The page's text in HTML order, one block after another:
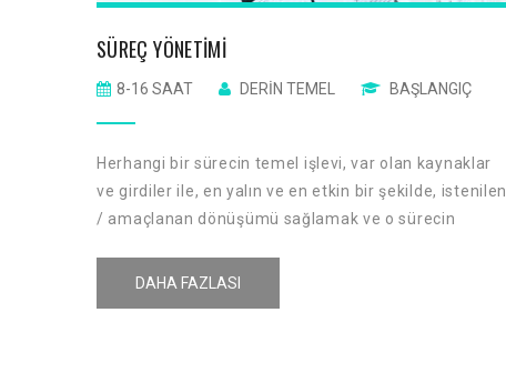
SÜREÇ YÖNETIMI
8-16 SAAT DERIN TEMEL BAŞLANGIÇ
Herhangi bir sürecin temel işlevi, var olan kaynaklar
ve girdiler ile, en yalın ve en etkin bir şekilde, istenilen
/ amaçlanan dönüşümü sağlamak ve o sürecin
karşılayarak müşteri tatmini oluşturmak ve
DAHA FAZLASI